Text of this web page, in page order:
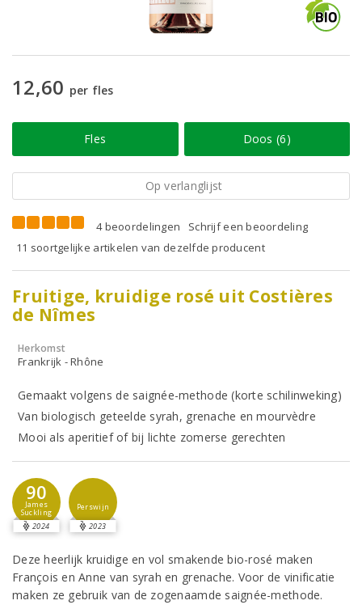
12,60 per fles
Fles Doos (6)
Op verlanglijst
4 beoordelingen
Schrijf een beoordeling
11 soortgelijke artikelen van dezelfde producent
Fruitige, kruidige rosé uit Costières
de Nîmes
Herkomst
Frankrijk - Rhône
Gemaakt volgens de saignée-methode (korte schilinweking)
Van biologisch geteelde syrah, grenache en mourvèdre
Mooi als aperitief of bij lichte zomerse gerechten
90
James
Suckling
2024
Perswijn
2023
Deze heerlijk kruidige en vol smakende bio-rosé maken
François en Anne van syrah en grenache. Voor de vinificatie
maken ze gebruik van de zogenaamde saignée-methode.